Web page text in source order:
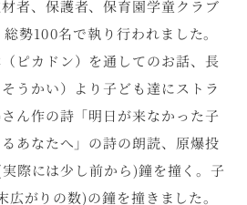
者、保護者、保育園学童クラブ
勢100名で執り行われました。
ピカドン）を通してのお話、長
うかい）より子ども達にストラ
ん作の詩「明日が来なかった子
あなたへ」の詩の朗読、原爆投
際には少し前から)鐘を撞く。子
がりの数)の鐘を撞きました。